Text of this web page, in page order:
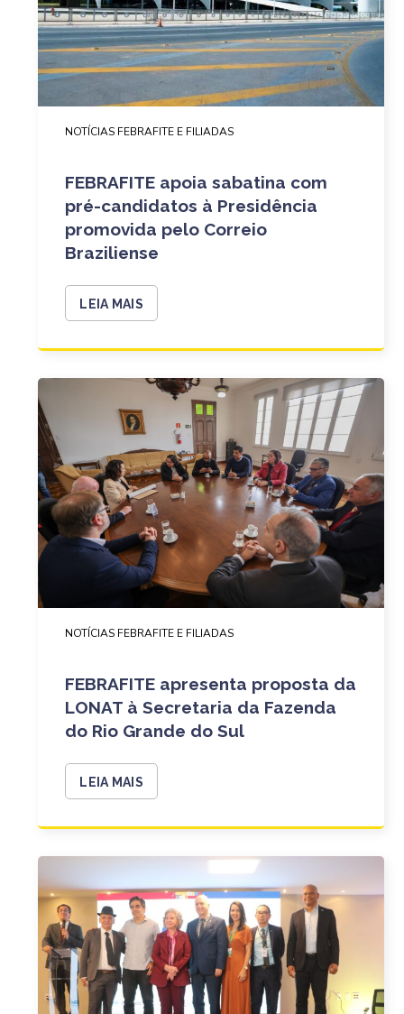
NOTÍCIAS FEBRAFITE E FILIADAS
FEBRAFITE apoia sabatina com
pré-candidatos à Presidência
promovida pelo Correio
Braziliense
LEIA MAIS
NOTÍCIAS FEBRAFITE E FILIADAS
FEBRAFITE apresenta proposta da
LONAT à Secretaria da Fazenda
do Rio Grande do Sul
LEIA MAIS